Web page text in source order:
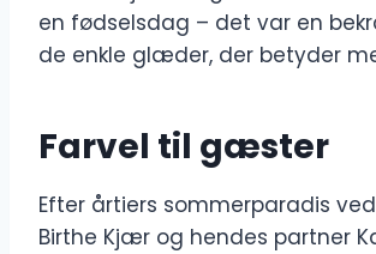
en fødselsdag – det var en
de enkle glæder, der betyder
Farvel til gæster
Efter årtiers sommerparadis
Birthe Kjær og hendes partner